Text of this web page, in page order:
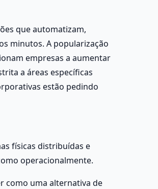
que automatizam,
minutos. A popularização
empresas a aumentar
a áreas específicas
estão pedindo
físicas distribuídas e
operacionalmente.
como uma alternativa de